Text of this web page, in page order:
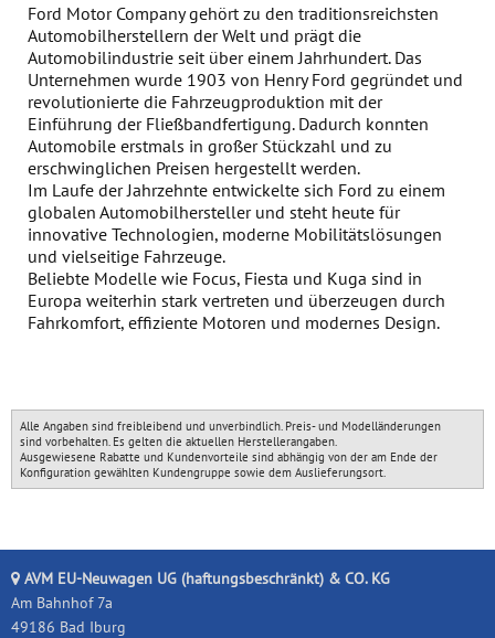
Ford Motor Company gehört zu den traditionsreichsten
Automobilherstellern der Welt und prägt die
Automobilindustrie seit über einem Jahrhundert. Das
Unternehmen wurde 1903 von Henry Ford gegründet und
revolutionierte die Fahrzeugproduktion mit der
Einführung der Fließbandfertigung. Dadurch konnten
Automobile erstmals in großer Stückzahl und zu
erschwinglichen Preisen hergestellt werden.
Im Laufe der Jahrzehnte entwickelte sich Ford zu einem
globalen Automobilhersteller und steht heute für
innovative Technologien, moderne Mobilitätslösungen
und vielseitige Fahrzeuge.
Beliebte Modelle wie Focus, Fiesta und Kuga sind in
Europa weiterhin stark vertreten und überzeugen durch
Fahrkomfort, effiziente Motoren und modernes Design.
Alle Angaben sind freibleibend und unverbindlich. Preis- und Modelländerungen
sind vorbehalten. Es gelten die aktuellen Herstellerangaben.
Ausgewiesene Rabatte und Kundenvorteile sind abhängig von der am Ende der
Konfiguration gewählten Kundengruppe sowie dem Auslieferungsort.
AVM EU-Neuwagen UG (haftungsbeschränkt) & CO. KG
Am Bahnhof 7a
49186 Bad Iburg